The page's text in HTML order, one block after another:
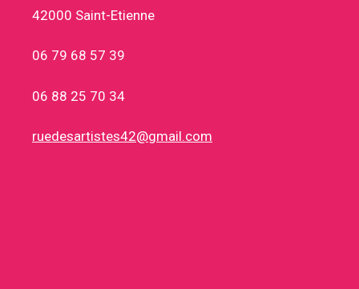
42000 Saint-Etienne
06 79 68 57 39
06 88 25 70 34
ruedesartistes42@gmail.com